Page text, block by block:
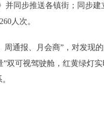
并同步推送各镇街；同步
人次。
周通报、月会商”， 对发现
双可视驾驶舱，红黄绿灯